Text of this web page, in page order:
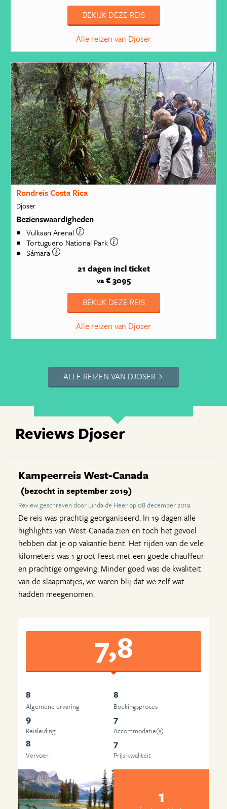
BEKIJK DEZE REIS
Alle reizen van Djoser
Rondreis Costa Rica
Djoser
Bezienswaardigheden
Vulkaan Arenal
Tortuguero National Park
Sámara
21 dagen incl ticket
va€ 3095
BEKIJK DEZE REIS
Alle reizen van Djoser
ALLE REIZEN VAN DJOSER
Reviews Djoser
Kampeerreis West-Canada
(bezocht in september 2019)
Review geschreven door Linda de Heer op 08 december 2019
De reis was prachtig georganiseerd. In 19 dagen alle
highlights van West-Canada zien en toch het gevoel
hebben dat je op vakantie bent. Het rijden van de vele
kilometers was 1 groot feest met een goede chauffeur
en prachtige omgeving. Minder goed was de kwaliteit
van de slaapmatjes, we waren blij dat we zelf wat
hadden meegenomen.
7,8
8
Algemene ervaring
8
Boekingsproces
9
Reisleiding
7
Accommodatie(s)
8
Vervoer
7
Prijs-kwaliteit
1